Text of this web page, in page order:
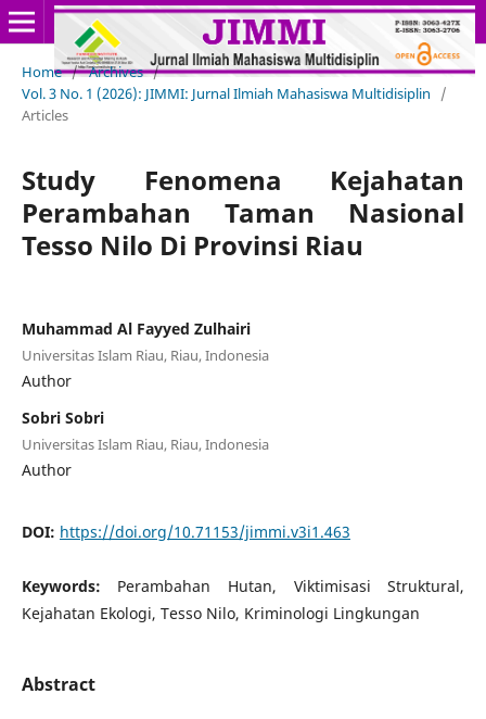
Home / Archives /
Vol. 3 No. 1 (2026): JIMMI: Jurnal Ilmiah Mahasiswa Multidisiplin
/
Articles
Study Fenomena Kejahatan
Perambahan Taman Nasional
Tesso Nilo Di Provinsi Riau
Muhammad Al Fayyed Zulhairi
Universitas Islam Riau, Riau, Indonesia
Author
Sobri Sobri
Universitas Islam Riau, Riau, Indonesia
Author
DOI: https://doi.org/10.71153/jimmi.v3i1.463
Keywords: Perambahan Hutan, Viktimisasi Struktural,
Kejahatan Ekologi, Tesso Nilo, Kriminologi Lingkungan
Abstract